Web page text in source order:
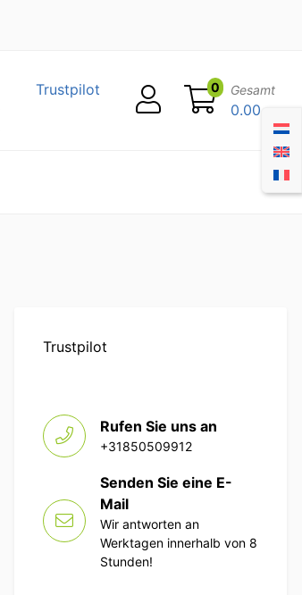
Trustpilot 0 Gesamt
0.00
Trustpilot
Rufen Sie uns an
+31850509912
Senden Sie eine E-
Mail
Wir antworten an
Werktagen innerhalb von 8
Stunden!